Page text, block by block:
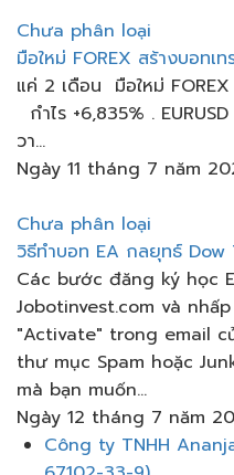
Chưa phân loại
มือใหม่ FOREX​ สร้างบอทเ
แค่​ 2 เดือน​ มือใหม่
กำไร +6,835% .
วา...
Ngày 11 tháng 7 năm
Chưa phân loại
วิธีทำบอท EA กลยุทธ์ Dow
Các bước đăng ký học
Jobotinvest.com và
"Activate" trong email
thư mục Spam hoặc
mà bạn muốn...
Ngày 12 tháng 7 năm
Thực Công ty TNHH